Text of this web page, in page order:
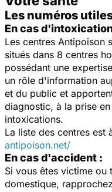
Les numéros
En cas
Les centres Antipoison
situés dans 8 centres
possédant une
un rôle d'information
et du public et
diagnostic, à la prise
intoxications.
La liste des centres est
antipoison.net/
En cas d'accident :
Si vous êtes victime ou
domestique,